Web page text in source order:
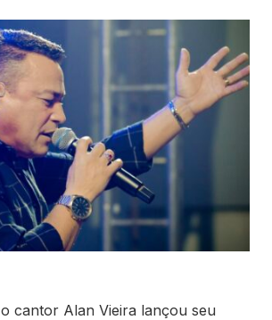
cantor Alan Vieira lançou seu